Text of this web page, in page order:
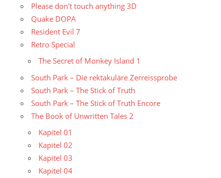
Please don't touch anything 3D
Quake DOPA
Resident Evil 7
Retro Special
The Secret of Monkey Island 1
South Park – Die rektakuläre Zerreissprobe
South Park – The Stick of Truth
South Park – The Stick of Truth Encore
The Book of Unwritten Tales 2
Kapitel 01
Kapitel 02
Kapitel 03
Kapitel 04